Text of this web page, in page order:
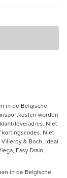
in de Belgische
worden
leveradres. Niet
kortingscodes. Niet
& Boch, Ideal
Easy Drain,
in de Belgische